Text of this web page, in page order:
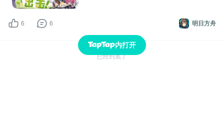
明日方舟
6 6
已经到底了
内打开